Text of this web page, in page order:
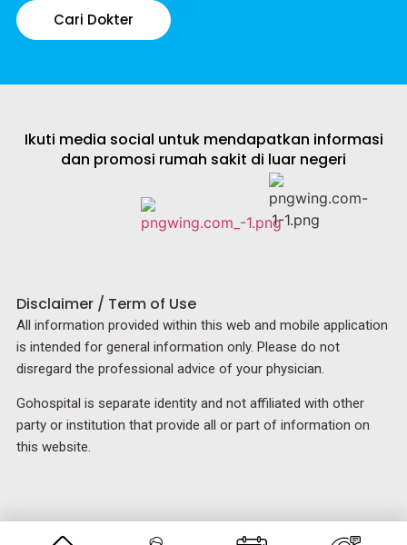
Cari Dokter
Ikuti media social untuk mendapatkan informasi
dan promosi rumah sakit di luar negeri
Disclaimer / Term of Use
All information provided within this web and mobile application
is intended for general information only. Please do not
disregard the professional advice of your physician.
Gohospital is separate identity and not affiliated with other
party or institution that provide all or part of information on
this website.